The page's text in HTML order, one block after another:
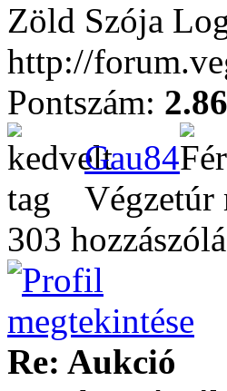
Zöld Szója
http://
Pontszám: 2.86
Gau84
Végzetúr
303
Re: Aukció